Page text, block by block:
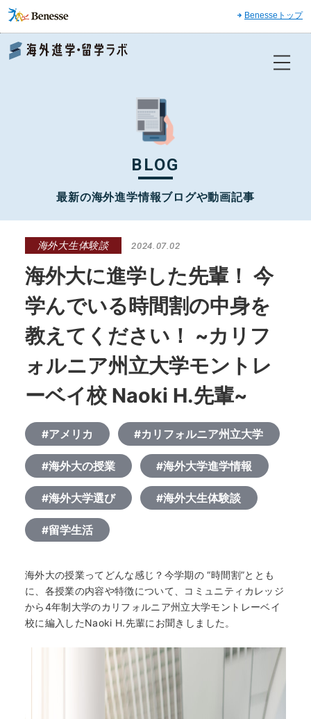
Benesseトップ
BLOG
最新の海外進学情報ブログや動画記事
海外大生体験談 2024.07.02
海外大に進学した先輩！ 今
学んでいる時間割の中身を
教えてください！ ~カリフ
ォルニア州立大学モントレ
ーベイ校 Naoki H.先輩~
#アメリカ #カリフォルニア州立大学
#海外大の授業 #海外大学進学情報
#海外大学選び #海外大生体験談
#留学生活
海外大の授業ってどんな感じ？今学期の “時間割”ととも
に、各授業の内容や特徴について、コミュニティカレッジ
から4年制大学のカリフォルニア州立大学モントレーベイ
校に編入したNaoki H.先輩にお聞きしました。